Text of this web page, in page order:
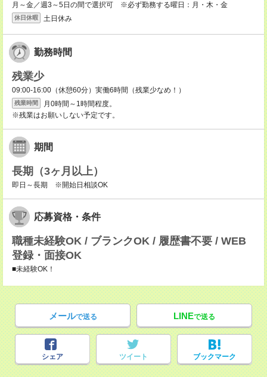
月～金／週3～5日の間で選択可 ※必ず勤務する曜日：月・木・金
休日休暇 土日休み
勤務時間
残業少
09:00-16:00（休憩60分）実働6時間（残業少なめ！）
残業時間
月0時間～1時間程度。
※残業はお願いしない予定です。
期間
長期（3ヶ月以上）
即日～長期 ※開始日相談OK
応募資格・条件
職種未経験OK / ブランクOK / 履歴書不要 / WEB
登録・面接OK
■未経験OK！
メールで送る LINEで送る
シェア ツイート ブックマーク